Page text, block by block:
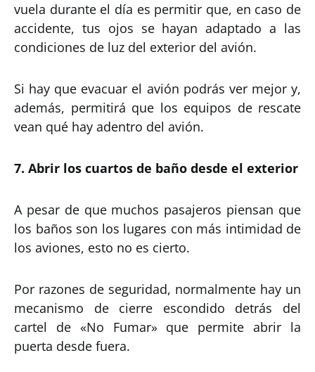
vuela durante el día es permitir que, en caso de
accidente, tus ojos se hayan adaptado a las
condiciones de luz del exterior del avión.
Si hay que evacuar el avión podrás ver mejor y,
además, permitirá que los equipos de rescate
vean qué hay adentro del avión.
7. Abrir los cuartos de baño desde el exterior
A pesar de que muchos pasajeros piensan que
los baños son los lugares con más intimidad de
los aviones, esto no es cierto.
Por razones de seguridad, normalmente hay un
mecanismo de cierre escondido detrás del
cartel de «No Fumar» que permite abrir la
puerta desde fuera.